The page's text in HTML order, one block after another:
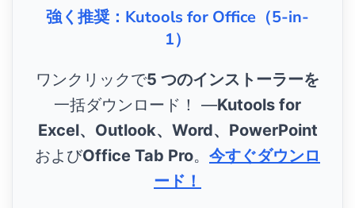
強く推奨：Kutools for Office（5-in-
1）
ワンクリックで5 つのインストーラーを
一括ダウンロード！ ―Kutools for
Excel、Outlook、Word、PowerPoint
およびOffice Tab Pro。 今すぐダウンロ
ード！